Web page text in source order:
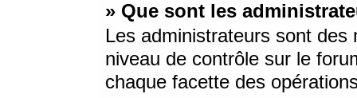
» Que sont les
Les administrateurs sont
niveau de contrôle sur le
chaque facette des